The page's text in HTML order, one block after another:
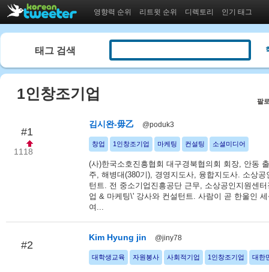
영향력 순위 리트윗 순위 디렉토리 인기 태그
태그 검색
1인창조기업 팔
#1
1118
김시완-毋乙 @poduk3
창업 1인창조기업 마케팅 컨설팅 소셜미디어
(사)한국소호진흥협회 대구경북협의회 회장, 안동
주, 해병대(380기), 경영지도사, 융합지도사. 소상공
턴트. 전 중소기업진흥공단 근무, 소상공인지원센
업 & 마케팅\' 강사와 컨설턴트. 사람이 곧 한울인
여...
#2
Kim Hyung jin @jiny78
대학생교육 자원봉사 사회적기업 1인창조기업 대한